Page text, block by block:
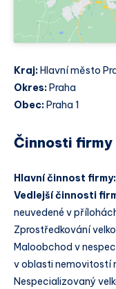
Kraj: Hlavní město
Okres: Praha
Obec: Praha 1
Činnosti firmy
Hlavní činnost firmy:
Vedlejší činnosti
neuvedené v
Zprostředkování
Maloobchod v
v oblasti nemovitostí
Nespecializovaný